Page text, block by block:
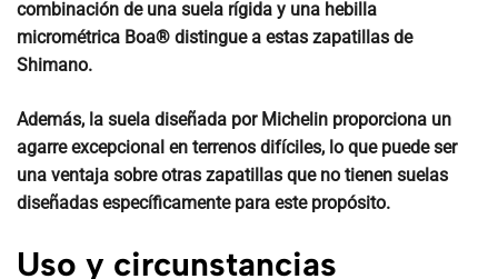
combinación de una suela rígida y una hebilla
micrométrica Boa® distingue a estas zapatillas de
Shimano.
Además, la suela diseñada por Michelin proporciona un
agarre excepcional en terrenos difíciles, lo que puede ser
una ventaja sobre otras zapatillas que no tienen suelas
diseñadas específicamente para este propósito.
Uso y circunstancias